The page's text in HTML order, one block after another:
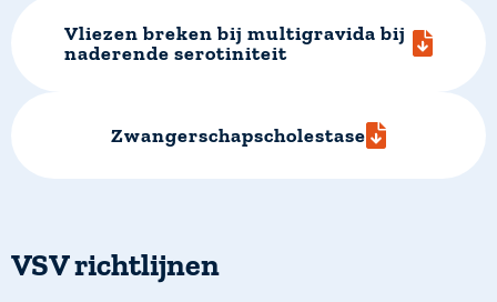
Vliezen breken bij multigravida bij
naderende serotiniteit
Zwangerschapscholestase
VSV richtlijnen